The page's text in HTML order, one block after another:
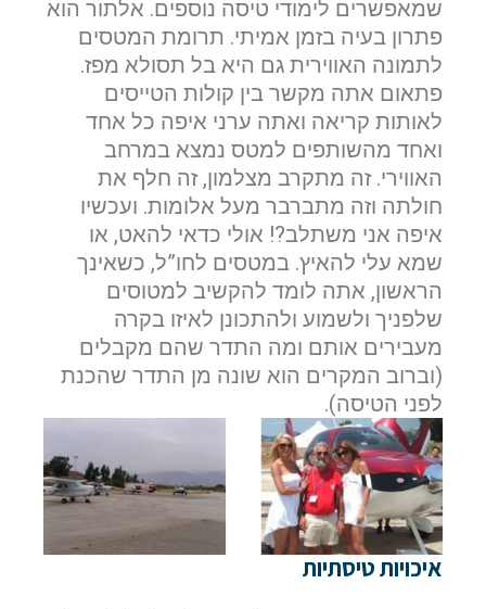
שמאפשרים לימודי טיסה נוספים. אלתור הוא
פתרון בעיה בזמן אמיתי. תרומת המטסים
לתמונה האווירית גם היא בל תסולא מפז.
פתאום אתה מקשר בין קולות הטייסים
לאותות קריאה ואתה ערני איפה כל אחד
ואחד מהשותפים למטס נמצא במרחב
האווירי. זה מתקרב מצלמון, זה חלף את
חולתה וזה מתברבר מעל אלומות. ועכשיו
איפה אני משתלב?! אולי כדאי להאט, או
שמא עלי להאיץ. במטסים לחו”ל, כשאינך
הראשון, אתה לומד להקשיב למטוסים
שלפניך ולשמוע ולהתכונן לאיזו בקרה
מעבירים אותם ומה התדר שהם מקבלים
(וברוב המקרים הוא שונה מן התדר שהכנת
לפני הטיסה).
איכויות טיסתיות